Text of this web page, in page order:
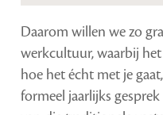
Daarom willen we zo
werkcultuur, waarbij
hoe het écht met je
formeel jaarlijks